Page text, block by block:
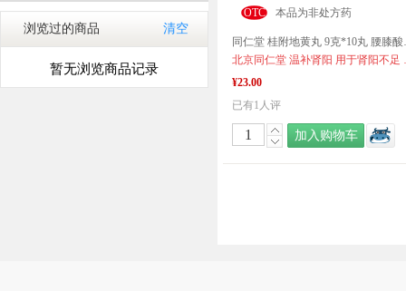
浏览过的商品 清空
暂无浏览商品记录
同仁堂
北京同
¥23.00
已有1人评
OTC 本品为非处方药
加入购物车